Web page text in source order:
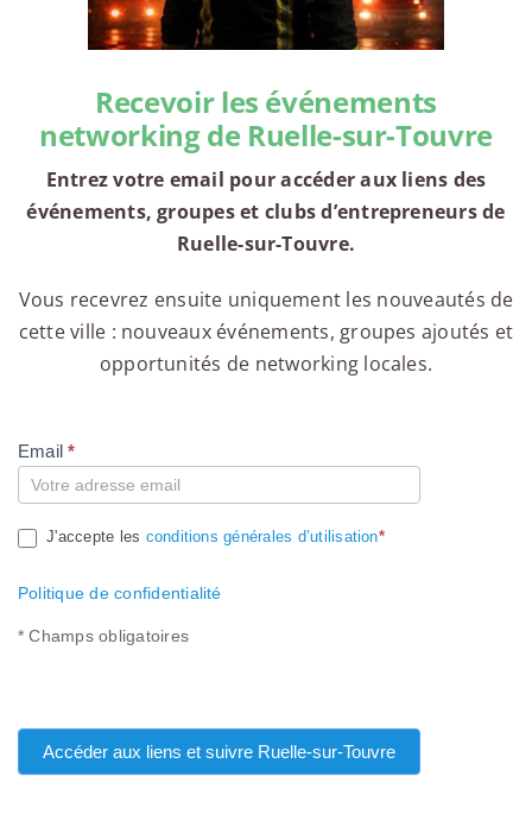
Recevoir les événements
networking de Ruelle-sur-Touvre
Entrez votre email pour accéder aux liens des
événements, groupes et clubs d’entrepreneurs de
Ruelle-sur-Touvre.
Vous recevrez ensuite uniquement les nouveautés de
cette ville : nouveaux événements, groupes ajoutés et
opportunités de networking locales.
Compte
Email*
J'accepte les conditions générales d’utilisation*
Politique de confidentialité
* Champs obligatoires
Accéder aux liens et suivre Ruelle-sur-Touvre